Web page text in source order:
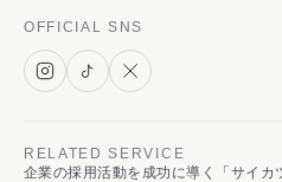
OFFICIAL SNS
RELATED SERVICE
企業の採用活動を成功に導く「サイカ